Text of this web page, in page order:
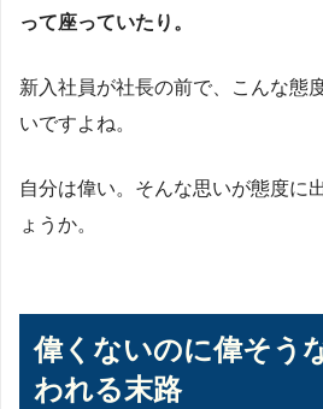
って座っていたり。
新入社員が社長の前で、こんな態
いですよね。
自分は偉い。そんな思いが態度に
ょうか。
偉くないのに偉そう
われる末路